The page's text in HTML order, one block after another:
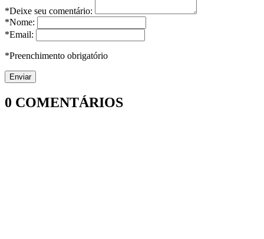
*Deixe seu comentário:
*Nome:
*Email:
*Preenchimento obrigatório
0 COMENTÁRIOS